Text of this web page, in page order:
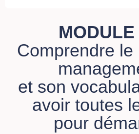
MODULE
Comprendre le
et son
avoir toutes
pour